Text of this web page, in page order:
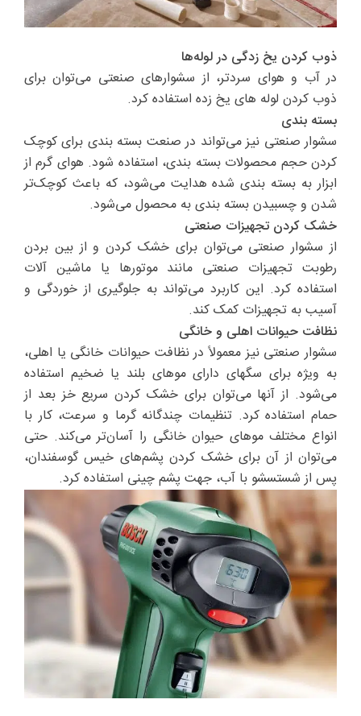
ذوب کردن یخ زدگی در لوله‌ها
در آب و هوای سردتر، از سشوارهای صنعتی می‌توان برای
ذوب کردن لوله های یخ زده استفاده کرد.
بسته بندی
سشوار صنعتی نیز می‌تواند در صنعت بسته بندی برای کوچک
کردن حجم محصولات بسته بندی، استفاده شود. هوای گرم از
ابزار به بسته بندی شده هدایت می‌شود، که باعث کوچک‌تر
شدن و چسبیدن بسته بندی به محصول می‌شود.
خشک کردن تجهیزات صنعتی
از سشوار صنعتی می‌توان برای خشک کردن و از بین بردن
رطوبت تجهیزات صنعتی مانند موتورها یا ماشین آلات
استفاده کرد. این کاربرد می‌تواند به جلوگیری از خوردگی و
آسیب به تجهیزات کمک کند.
نظافت حیوانات اهلی و خانگی
سشوار صنعتی نیز معمولاً در نظافت حیوانات خانگی یا اهلی،
به ویژه برای سگهای دارای موهای بلند یا ضخیم استفاده
می‌شود. از آنها می‌توان برای خشک کردن سریع خز بعد از
حمام استفاده کرد. تنظیمات چندگانه گرما و سرعت، کار با
انواع مختلف موهای حیوان خانگی را آسان‌تر می‌کند. حتی
می‌توان از آن برای خشک کردن پشم‌های خیس گوسفندان،
پس از شستسشو با آب، جهت پشم چینی استفاده کرد.